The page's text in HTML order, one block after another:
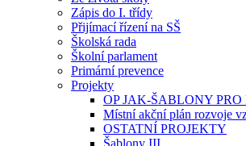
Zápis do I. třídy
Přijímací řízení na SŠ
Školská rada
Školní parlament
Primární prevence
Projekty
OP JAK-ŠABLONY PRO
Místní akční plán rozvoje
OSTATNÍ PROJEKTY